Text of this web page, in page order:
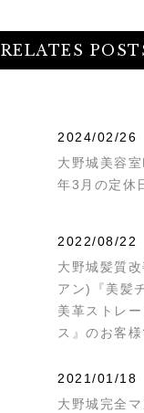
RELATES
2024/02/26
大野城美容
年3月の定休
2022/08/22
大野城髪質
アン)『美髪
美革ストレ
ス』のお客様
2021/01/18
大野城完全